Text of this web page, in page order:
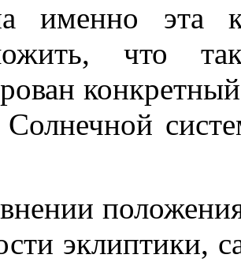
именно эта
что
Солнечной
эклиптики,